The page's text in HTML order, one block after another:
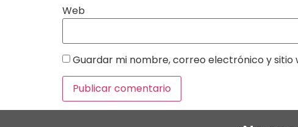
Web
Guardar mi nombre, correo electrónico y